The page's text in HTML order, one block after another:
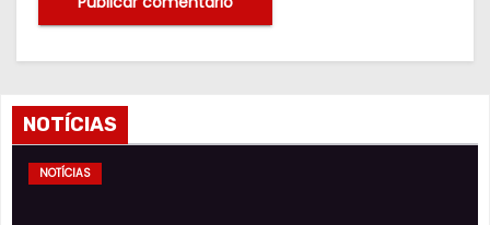
NOTÍCIAS
NOTÍCIAS